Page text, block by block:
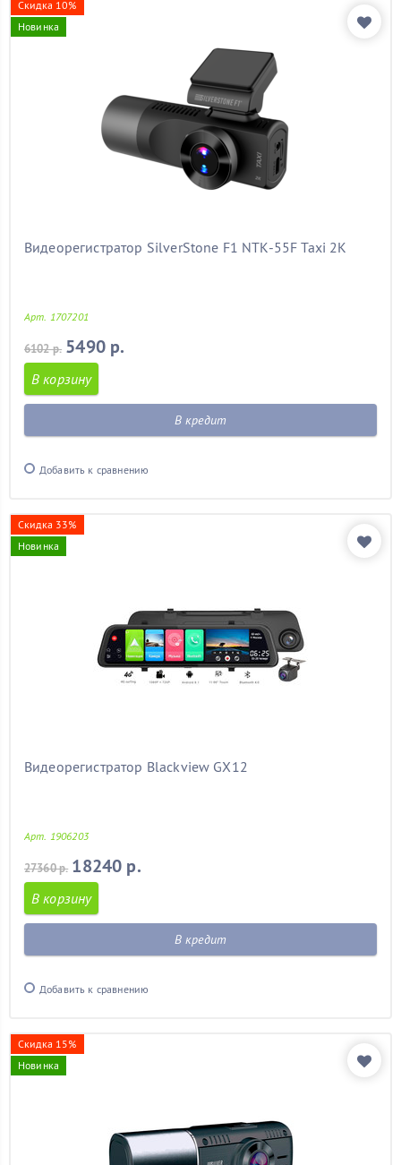
Скидка 10%
Новинка
Видеорегистратор SilverStone F1 NTK-55F Taxi 2K
Арт. 1707201
6102 р. 5490 р.
В корзину
В кредит
Добавить к сравнению
Скидка 33%
Новинка
Видеорегистратор Blackview GX12
Арт. 1906203
27360 р. 18240 р.
В корзину
В кредит
Добавить к сравнению
Скидка 15%
Новинка